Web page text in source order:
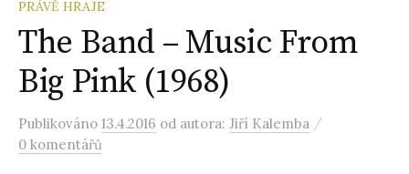
PRÁVĚ HRAJE
The Band – Music From
Big Pink (1968)
Publikováno 13.4.2016 od autora: Jiří Kalemba /
0 komentářů